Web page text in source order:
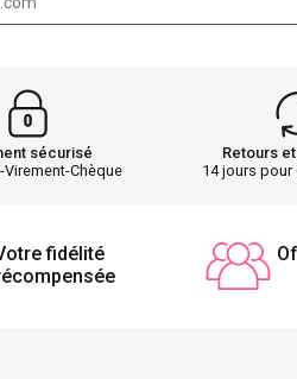
sécurisé
Virement-Chèque
Retours
14 jours pour
fidélité